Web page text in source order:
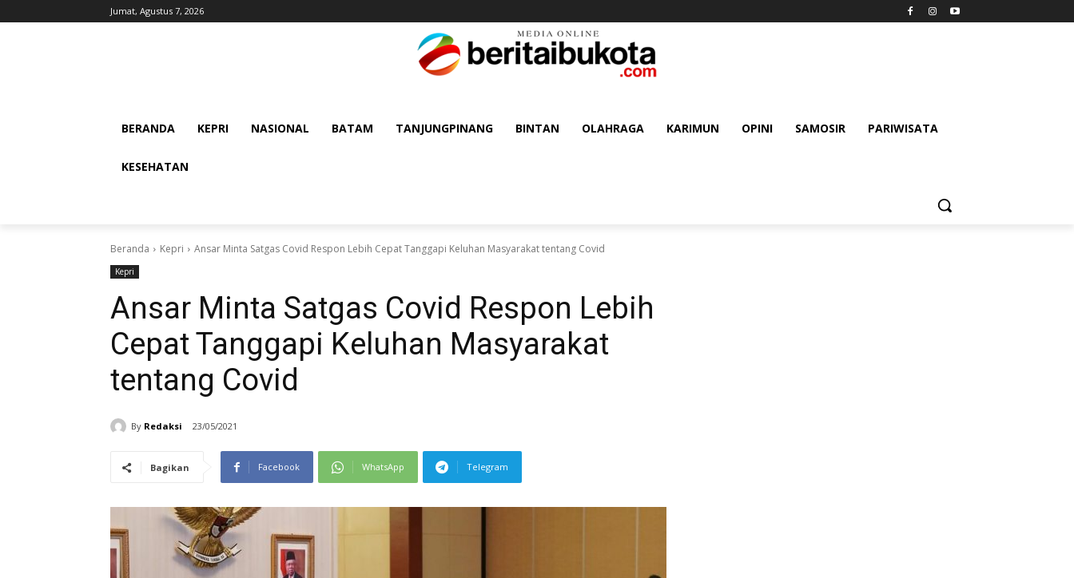
Jumat, Agustus 7, 2026
BERANDA KEPRI NASIONAL BATAM TANJUNGPINANG BINTAN OLAHRAGA KARIMUN OPINI SAMOSIR PARIWISATA
KESEHATAN
Beranda Kepri Ansar Minta Satgas Covid Respon Lebih Cepat Tanggapi Keluhan Masyarakat tentang Covid
Kepri
Ansar Minta Satgas Covid Respon Lebih
Cepat Tanggapi Keluhan Masyarakat
tentang Covid
By Redaksi 23/05/2021
Bagikan Facebook WhatsApp Telegram